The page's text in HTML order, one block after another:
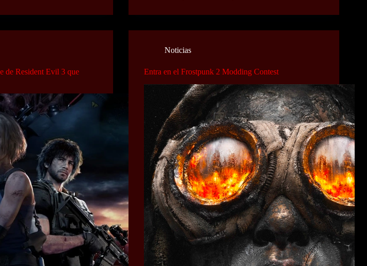
de Resident Evil 3 que
Noticias
Entra en el Frostpunk 2 Modding Contest